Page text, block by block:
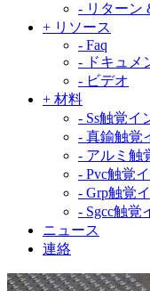
- リターン
+ リソース
- Faq
- ドキュメ
- ビデオ
+ 材料
- Ss触覚イ
- 真鍮触覚
- アルミ触
- Pvc触覚
- Grp触覚
- Sgcc触覚
ニュース
連絡